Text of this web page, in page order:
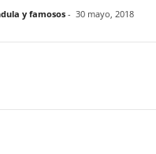
y famosos - 30 mayo, 2018